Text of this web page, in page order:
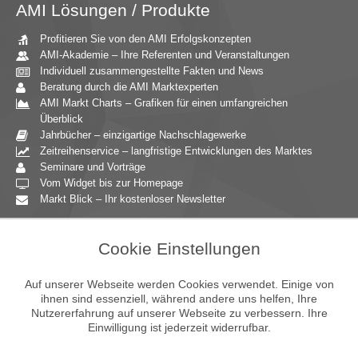
AMI Lösungen / Produkte
Profitieren Sie von den AMI Erfolgskonzepten
AMI-Akademie – Ihre Referenten und Veranstaltungen
Individuell zusammengestellte Fakten und News
Beratung durch die AMI Marktexperten
AMI Markt Charts – Grafiken für einen umfangreichen
Überblick
Jahrbücher – einzigartige Nachschlagewerke
Zeitreihenservice – langfristige Entwicklungen des Marktes
Seminare und Vorträge
Vom Widget bis zur Homepage
Markt Blick – Ihr kostenloser Newsletter
Unternehmensberatung
Ernährungsgewerbe
Einzelhandel
Bildung & Wissenschaft
Cookie Einstellungen
Auf unserer Webseite werden Cookies verwendet. Einige von
ihnen sind essenziell, während andere uns helfen, Ihre
Nutzererfahrung auf unserer Webseite zu verbessern. Ihre
Einwilligung ist jederzeit widerrufbar.